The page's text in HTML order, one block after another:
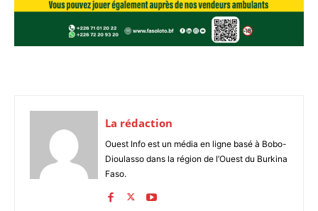
La rédaction
Ouest Info est un média en ligne basé à Bobo-
Dioulasso dans la région de l’Ouest du Burkina
Faso.